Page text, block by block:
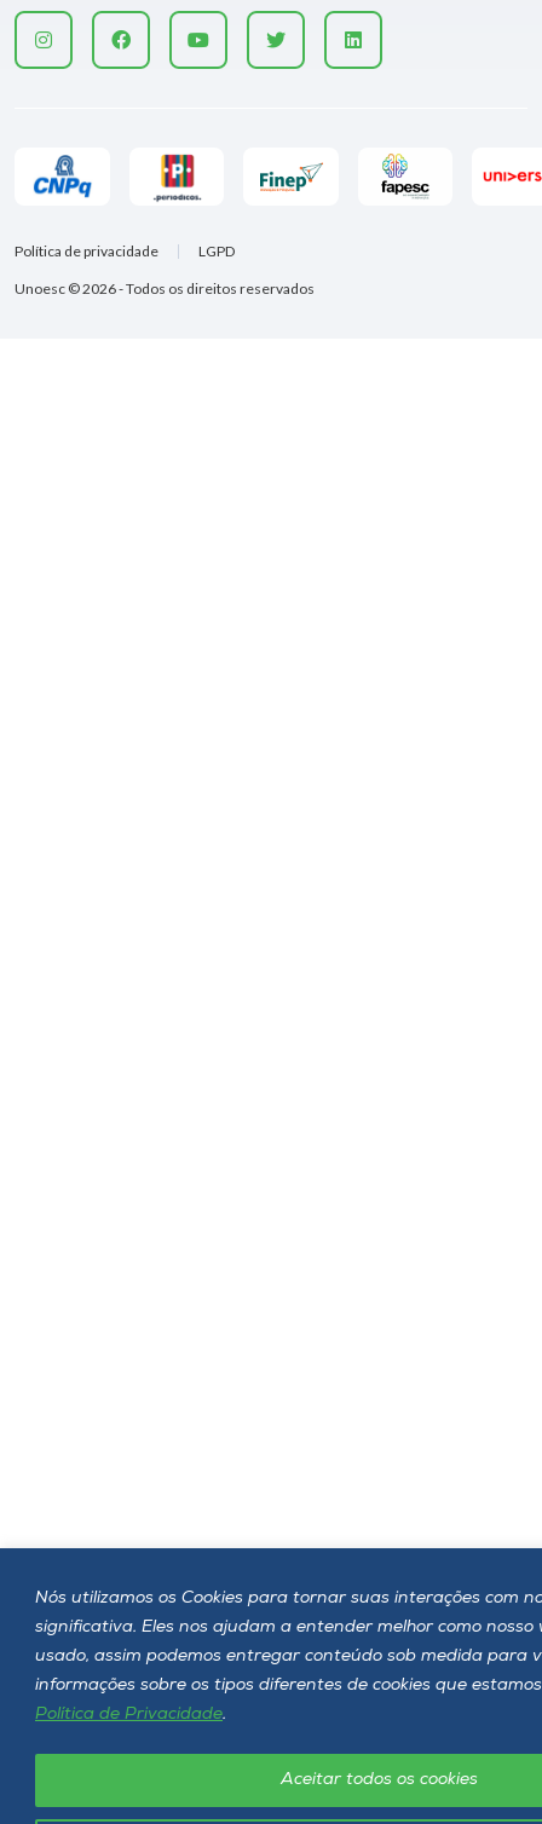
Nós utilizamos os Cookies para tornar suas interações com
significativa. Eles nos ajudam a entender melhor como nosso
usado, assim podemos entregar conteúdo sob medida para
informações sobre os tipos diferentes de cookies que
Política de Privacidade.
Aceitar todos os cookies
Unoesc © 2026 - Todos os direitos reservados
Política de privacidade LGPD